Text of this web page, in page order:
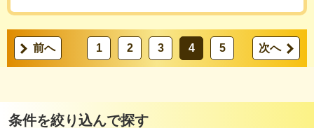
前へ 1 2 3 4 5 次へ
条件を絞り込んで探す